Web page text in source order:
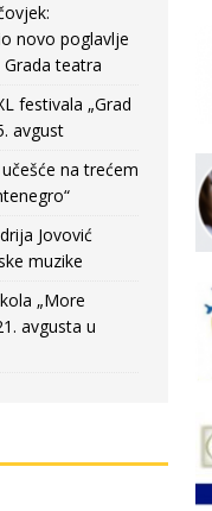
novo poglavlje
teatra
festivala „Grad
avgust
na trećem
Jovović
muzike
„More
avgusta u